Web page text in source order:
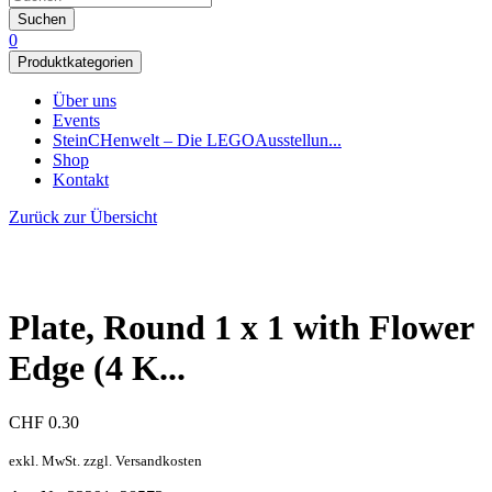
Suchen
0
Produktkategorien
Über uns
Events
SteinCHenwelt – Die LEGOAusstellun...
Shop
Kontakt
Zurück zur Übersicht
Plate, Round 1 x 1 with Flower
Edge (4 K...
CHF 0.30
exkl. MwSt. zzgl. Versandkosten